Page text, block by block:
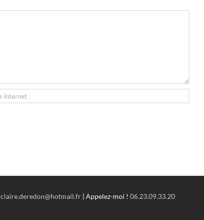
claire.deredon@hotmail.fr | Appelez-moi ! 06.23.09.33.20